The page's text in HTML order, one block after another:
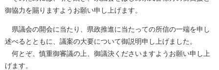
御協力を賜りますようお願い申し上げます。
県議会の開会に当たり、県政推進に当たっての所信の一端を申し
述べるとともに、議案の大要について御説明申し上げました。
何とぞ、慎重御審議の上、御議決くださいますようお願い申し上
げます。